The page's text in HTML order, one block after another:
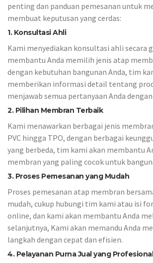
penting dan panduan pemesanan untuk
membuat keputusan yang cerdas:
1. Konsultasi Ahli
Kami menyediakan konsultasi ahli secara
membantu Anda memilih jenis atap
dengan kebutuhan bangunan Anda, tim
memberikan informasi detail tentang
menjawab semua pertanyaan Anda
2. Pilihan Membran Terbaik
Kami menawarkan berbagai jenis
PVC hingga TPO, dengan berbagai
yang berbeda, tim kami akan membantu
membran yang paling cocok untuk
3. Proses Pemesanan yang Mudah
Proses pemesanan atap membran
mudah, cukup hubungi tim kami atau isi
online, dan kami akan membantu Anda
selanjutnya, Kami akan memandu Anda
langkah dengan cepat dan efisien.
4. Pelayanan Purna Jual yang Profesional